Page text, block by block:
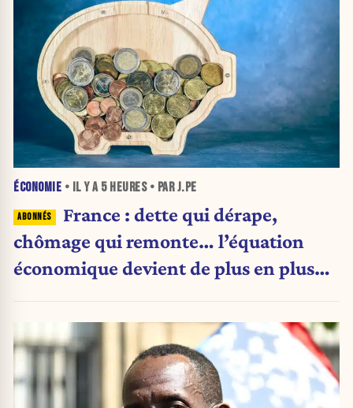
ÉCONOMIE • IL Y A 5 HEURES• PAR J.PE
France : dette qui dérape,
chômage qui remonte… l’équation
économique devient de plus en plus